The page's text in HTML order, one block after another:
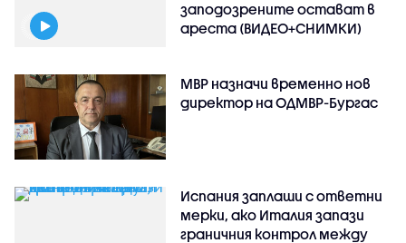
заподозрените остават в
ареста (ВИДЕО+СНИМКИ)
МВР назначи временно нов
директор на ОДМВР-Бургас
Испания заплаши с ответни
мерки, ако Италия запази
граничния контрол между